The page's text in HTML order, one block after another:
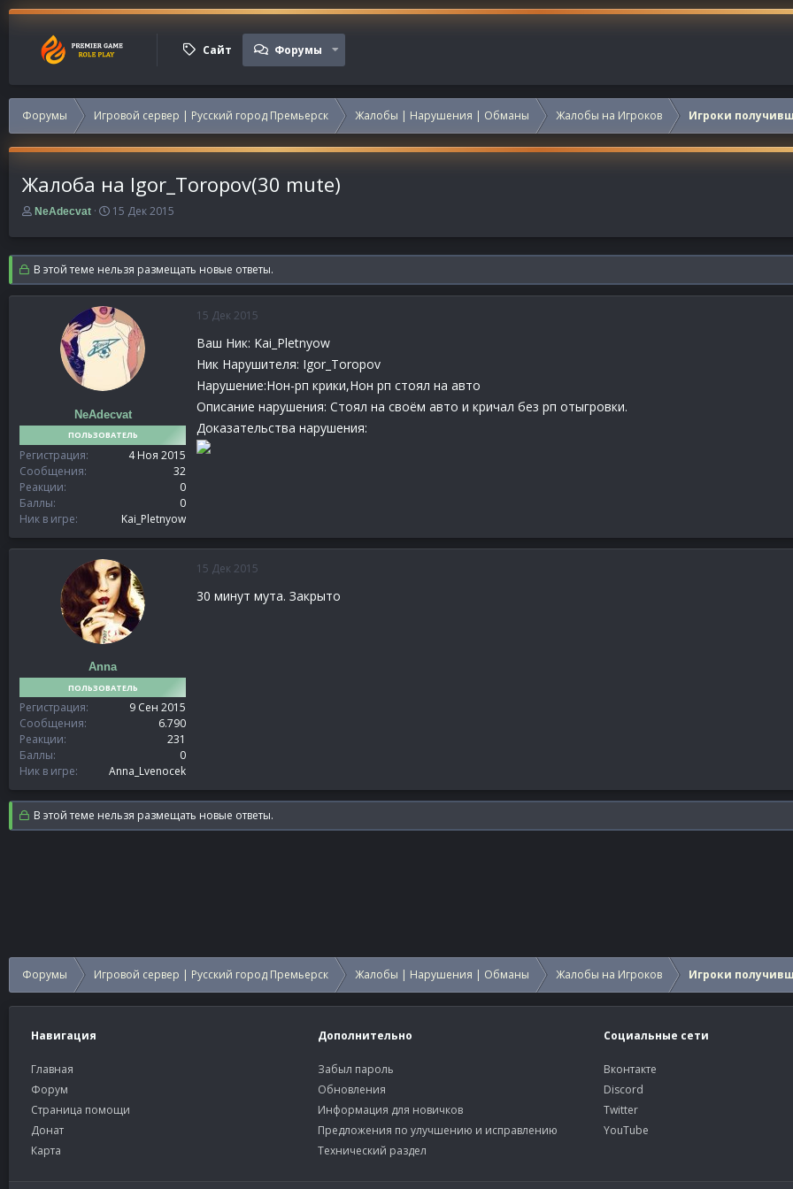
Сайт Форумы
Форумы Игровой сервер | Русский город Премьерск Жалобы | Нарушения | Обманы Жалобы на Игроков Игроки
Жалоба на Igor_Toropov(30 mute)
А
т
о
р
т
NeAdecvat
Д
т
а
н
а
ч
а
л
15 Дек 2015
В этой теме нельзя размещать новые ответы.
NeAdecvat
ПОЛЬЗОВАТЕЛЬ
Регистрация
4 Ноя 2015
Сообщения
32
Реакции
0
Баллы
0
Ник в игре
Kai_Pletnyow
15 Дек 2015
Ваш Ник: Kai_Pletnyow
Ник Нарушителя: Igor_Toropov
Нарушение:Нон-рп крики,Нон рп стоял на авто
Описание нарушения: Стоял на своём авто и кричал без рп отыгровки.
Доказательства нарушения:
Anna
ПОЛЬЗОВАТЕЛЬ
Регистрация
9 Сен 2015
Сообщения
6.790
Реакции
231
Баллы
0
Ник в игре
Anna_Lvenocek
15 Дек 2015
30 минут мута. Закрыто
В этой теме нельзя размещать новые ответы.
Форумы Игровой сервер | Русский город Премьерск Жалобы | Нарушения | Обманы Жалобы на Игроков Игроки
Навигация
Главная
Форум
Страница помощи
Донат
Карта
Дополнительно
Забыл пароль
Обновления
Информация для новичков
Предложения по улучшению и исправлению
Технический раздел
Социальные сети
Вконтакте
Discord
Twitter
YouTube